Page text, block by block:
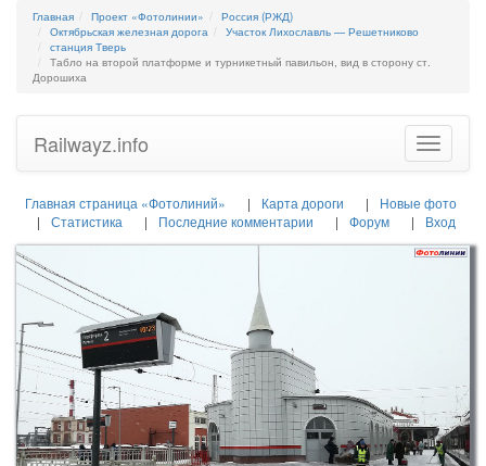
Главная Проект «Фотолинии»
Россия (РЖД)
Октябрьская железная дорога
Участок Лихославль — Решетниково
станция Тверь
Табло на второй платформе и турникетный павильон, вид в сторону ст.
Дорошиха
Toggle
Railwayz.info
Главная страница «Фотолиний» Карта дороги
Новые фото
Статистика
Последние комментарии Форум Вход